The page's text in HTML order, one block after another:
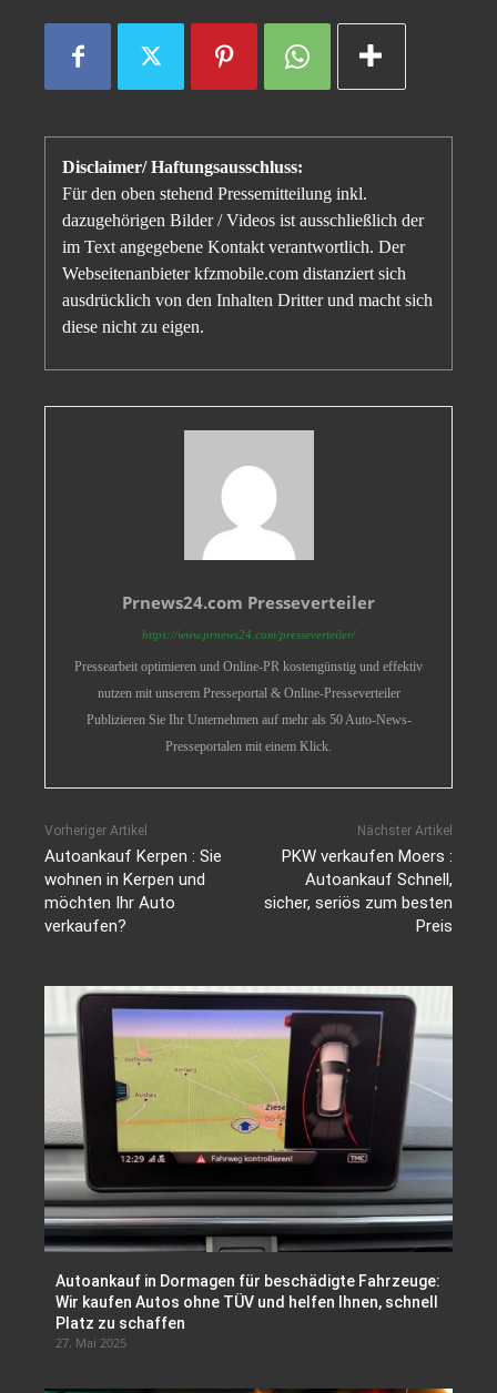
Disclaimer/ Haftungsausschluss:
Für den oben stehend Pressemitteilung inkl.
dazugehörigen Bilder / Videos ist ausschließlich der
im Text angegebene Kontakt verantwortlich. Der
Webseitenanbieter kfzmobile.com distanziert sich
ausdrücklich von den Inhalten Dritter und macht sich
diese nicht zu eigen.
Prnews24.com Presseverteiler
https://www.prnews24.com/presseverteiler/
Pressearbeit optimieren und Online-PR kostengünstig und effektiv
nutzen mit unserem Presseportal & Online-Presseverteiler
Publizieren Sie Ihr Unternehmen auf mehr als 50 Auto-News-
Presseportalen mit einem Klick.
Vorheriger Artikel
Autoankauf Kerpen : Sie
wohnen in Kerpen und
möchten Ihr Auto
verkaufen?
Nächster Artikel
PKW verkaufen Moers :
Autoankauf Schnell,
sicher, seriös zum besten
Preis
Autoankauf in Dormagen für beschädigte Fahrzeuge:
Wir kaufen Autos ohne TÜV und helfen Ihnen, schnell
Platz zu schaffen
27. Mai 2025